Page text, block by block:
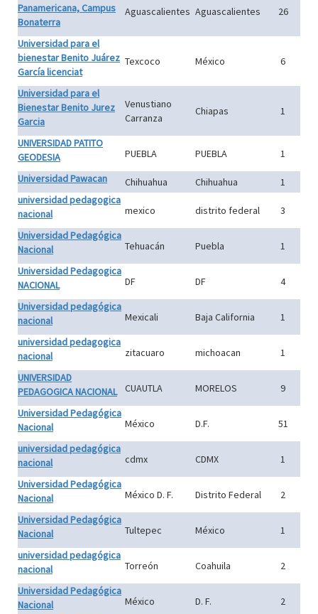
Panamericana, Campus
Bonaterra
Aguascalientes Aguascalientes 26
Universidad para el
bienestar Benito Juárez
García licenciat
Texcoco México 6
Universidad para el
Bienestar Benito Jurez
Garcia
Venustiano
Carranza
Chiapas 1
UNIVERSIDAD PATITO
GEODESIA
PUEBLA PUEBLA
1
Universidad Pawacan
Chihuahua Chihuahua
1
universidad pedagogica
nacional
mexico distrito federal
3
Universidad Pedagógica
Nacional
Tehuacán Puebla
1
Universidad Pedagogica
NACIONAL
DF DF
4
Universidad pedagógica
nacional
Mexicali Baja California
1
universidad pedagogica
nacional
zitacuaro michoacan
1
UNIVERSIDAD
PEDAGOGICA NACIONAL
CUAUTLA MORELOS
9
Universidad Pedagógica
Nacional
México D.F.
51
universidad pedagógica
nacional
cdmx CDMX
1
Universidad Pedagógica
Nacional
México D. F. Distrito Federal
2
Universidad Pedagógica
Nacional
Tultepec México
1
universidad pedagógica
nacional
Torreón Coahuila
2
Universidad Pedagógica
Nacional
México D. F.
2